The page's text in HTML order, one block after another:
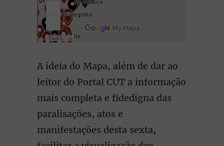
A ideia do Mapa, além de dar ao
leitor do Portal CUT a informação
mais completa e fidedigna das
paralisações, atos e
manifestações desta sexta,